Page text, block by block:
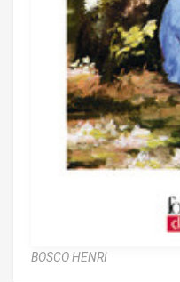
BOSCO HENRI